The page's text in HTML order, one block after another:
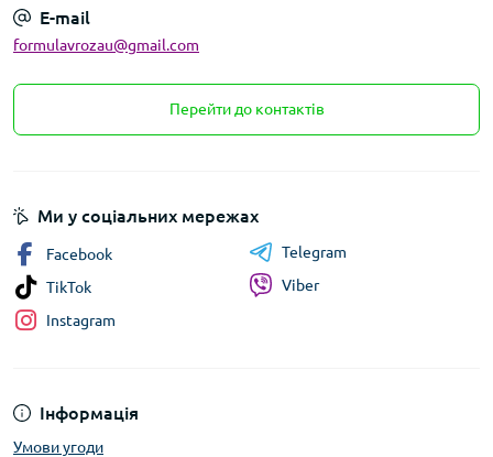
E-mail
formulavrozau@gmail.com
Перейти до контактів
Інформація
Умови угоди
Ми у соціальних мережах
Facebook
TikTok
Instagram
Telegram
Viber